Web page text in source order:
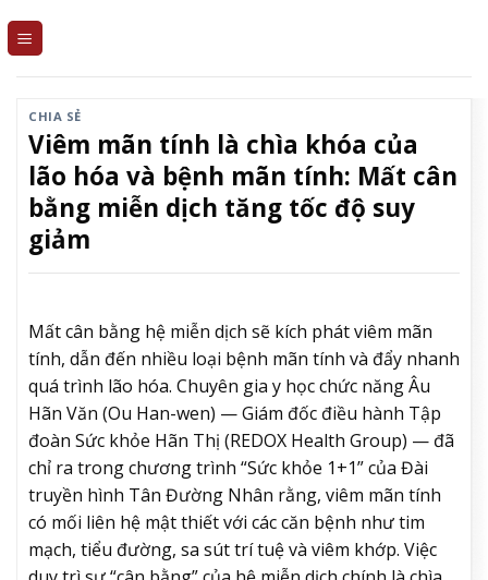
CHIA SẺ
Viêm mãn tính là chìa khóa của
lão hóa và bệnh mãn tính: Mất cân
bằng miễn dịch tăng tốc độ suy
giảm
Mất cân bằng hệ miễn dịch sẽ kích phát viêm mãn
tính, dẫn đến nhiều loại bệnh mãn tính và đẩy nhanh
quá trình lão hóa. Chuyên gia y học chức năng Âu
Hãn Văn (Ou Han-wen) — Giám đốc điều hành Tập
đoàn Sức khỏe Hãn Thị (REDOX Health Group) — đã
chỉ ra trong chương trình “Sức khỏe 1+1” của Đài
truyền hình Tân Đường Nhân rằng, viêm mãn tính
có mối liên hệ mật thiết với các căn bệnh như tim
mạch, tiểu đường, sa sút trí tuệ và viêm khớp. Việc